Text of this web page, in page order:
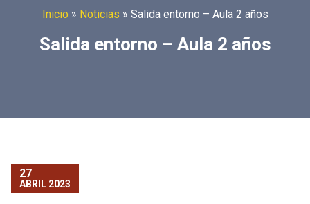
Inicio » Noticias » Salida entorno – Aula 2 años
Salida entorno – Aula 2 años
27
ABRIL 2023